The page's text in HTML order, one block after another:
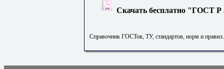
Скачать бесплатно "ГОСТ Р
Справочник ГОСТов, ТУ, стандартов, норм и